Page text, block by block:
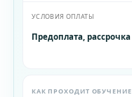
УСЛОВИЯ ОПЛАТЫ
Предоплата, рассрочка
КАК ПРОХОДИТ ОБУЧЕНИЕ